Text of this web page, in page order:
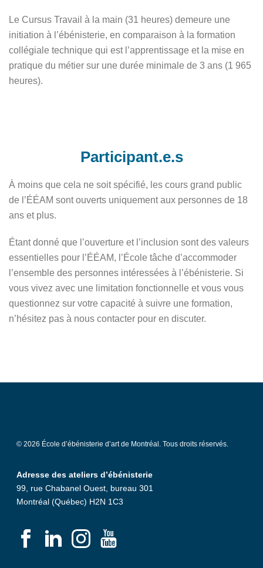
Le Cursus Travail à la main (31 heures) demeure une
initiation à l’ébénisterie, en comparaison à la formation
collégiale technique qui est l’apprentissage et la mise en
pratique du métier sur une durée minimale de 3 ans (1 965
heures).
Participant.e.s
À moins que cela ne soit spécifié, les cours grand public
de l’ÉÉAM sont ouverts uniquement aux personnes de 18
ans et plus.
Étant donné que l’ouverture et l’inclusion sont des valeurs
essentielles pour l’ÉÉAM, l’École tâche d’accommoder
l’ensemble des personnes intéressées à l’ébénisterie. Si
vous vivez avec une limitation fonctionnelle et vous vous
questionnez sur votre capacité à suivre une formation,
n’hésitez pas à nous contacter pour en discuter.
© 2026 École d’ébénisterie d’art de Montréal. Tous droits réservés.
Adresse des ateliers d’ébénisterie
99, rue Chabanel Ouest, bureau 301
Montréal (Québec) H2N 1C3